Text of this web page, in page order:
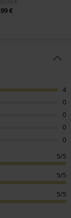
€
4
0
0
0
0
5/5
5/5
5/5